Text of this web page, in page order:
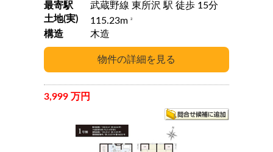
最寄駅
武蔵野線 東所沢 駅 徒歩 15分
土地(実)
115.23m 2
構造 木造
3,999 万円